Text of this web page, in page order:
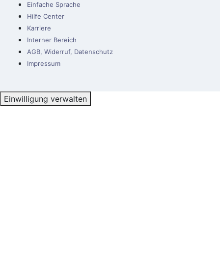
Einfache Sprache
Hilfe Center
Karriere
Interner Bereich
AGB, Widerruf, Datenschutz
Impressum
Einwilligung verwalten